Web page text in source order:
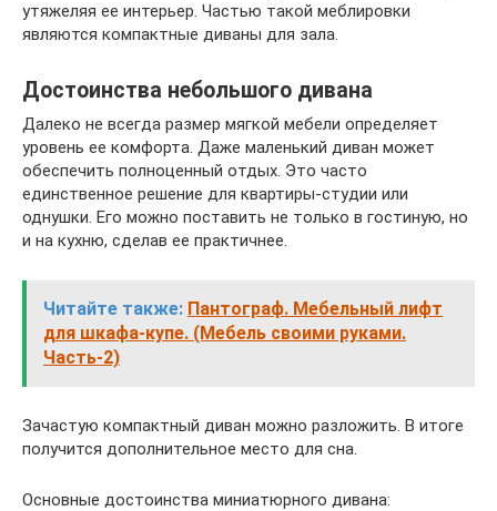
утяжеляя ее интерьер. Частью такой меблировки
являются компактные диваны для зала.
Достоинства небольшого дивана
Далеко не всегда размер мягкой мебели определяет
уровень ее комфорта. Даже маленький диван может
обеспечить полноценный отдых. Это часто
единственное решение для квартиры-студии или
однушки. Его можно поставить не только в гостиную, но
и на кухню, сделав ее практичнее.
Читайте также: Пантограф. Мебельный лифт
для шкафа-купе. (Мебель своими руками.
Часть-2)
Зачастую компактный диван можно разложить. В итоге
получится дополнительное место для сна.
Основные достоинства миниатюрного дивана: